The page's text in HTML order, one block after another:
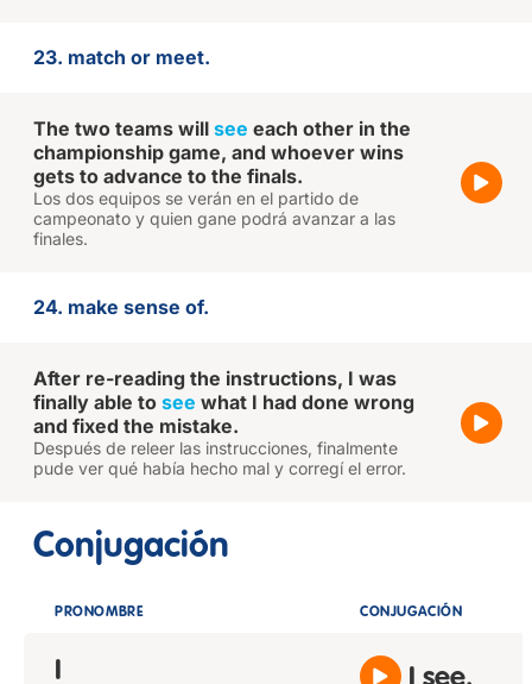
23. match or meet.
The two teams will see each other in the
championship game, and whoever wins
gets to advance to the finals.
Los dos equipos se verán en el partido de
campeonato y quien gane podrá avanzar a las
finales.
24. make sense of.
After re-reading the instructions, I was
finally able to see what I had done wrong
and fixed the mistake.
Después de releer las instrucciones, finalmente
pude ver qué había hecho mal y corregí el error.
Conjugación
PRONOMBRE CONJUGACIÓN
I